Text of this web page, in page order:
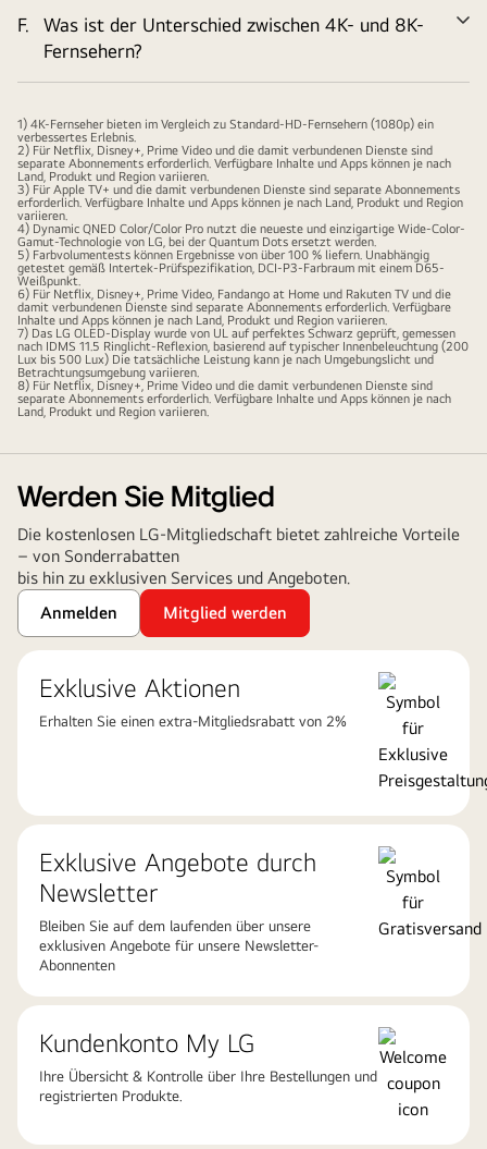
F.
Was ist der Unterschied zwischen 4K- und 8K-
Fernsehern?
1) 4K-Fernseher bieten im Vergleich zu Standard-HD-Fernsehern (1080p) ein
verbessertes Erlebnis.
2) Für Netflix, Disney+, Prime Video und die damit verbundenen Dienste sind
separate Abonnements erforderlich. Verfügbare Inhalte und Apps können je nach
Land, Produkt und Region variieren.
3) Für Apple TV+ und die damit verbundenen Dienste sind separate Abonnements
erforderlich. Verfügbare Inhalte und Apps können je nach Land, Produkt und Region
variieren.
4) Dynamic QNED Color/Color Pro nutzt die neueste und einzigartige Wide-Color-
Gamut-Technologie von LG, bei der Quantum Dots ersetzt werden.
5) Farbvolumentests können Ergebnisse von über 100 % liefern. Unabhängig
getestet gemäß Intertek-Prüfspezifikation, DCI-P3-Farbraum mit einem D65-
Weißpunkt.
6) Für Netflix, Disney+, Prime Video, Fandango at Home und Rakuten TV und die
damit verbundenen Dienste sind separate Abonnements erforderlich. Verfügbare
Inhalte und Apps können je nach Land, Produkt und Region variieren.
7) Das LG OLED-Display wurde von UL auf perfektes Schwarz geprüft, gemessen
nach IDMS 11.5 Ringlicht-Reflexion, basierend auf typischer Innenbeleuchtung (200
Lux bis 500 Lux) Die tatsächliche Leistung kann je nach Umgebungslicht und
Betrachtungsumgebung variieren.
8) Für Netflix, Disney+, Prime Video und die damit verbundenen Dienste sind
separate Abonnements erforderlich. Verfügbare Inhalte und Apps können je nach
Land, Produkt und Region variieren.
Werden Sie Mitglied
Die kostenlosen LG-Mitgliedschaft bietet zahlreiche Vorteile
– von Sonderrabatten
bis hin zu exklusiven Services und Angeboten.
Anmelden
Mitglied werden
Exklusive Aktionen
Erhalten Sie einen extra-Mitgliedsrabatt von 2%
Exklusive Angebote durch
Newsletter
Bleiben Sie auf dem laufenden über unsere
exklusiven Angebote für unsere Newsletter-
Abonnenten
Kundenkonto My LG
Ihre Übersicht & Kontrolle über Ihre Bestellungen und
registrierten Produkte.